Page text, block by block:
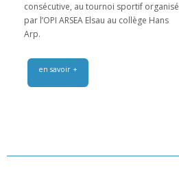
consécutive, au tournoi sportif organisé
par l’OPI ARSEA Elsau au collège Hans
Arp.
en savoir +